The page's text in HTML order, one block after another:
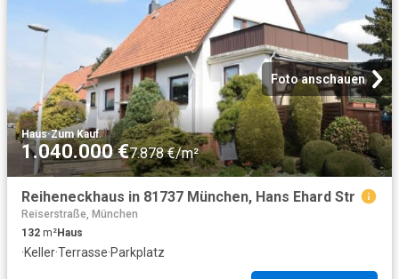
Foto anschauen
Haus·Zum Kauf
1.040.000 €7.878 €/m²
Reiheneckhaus in 81737 München, Hans Ehard Str
Reiserstraße, München
132 m²Haus
·Keller·Terrasse·Parkplatz